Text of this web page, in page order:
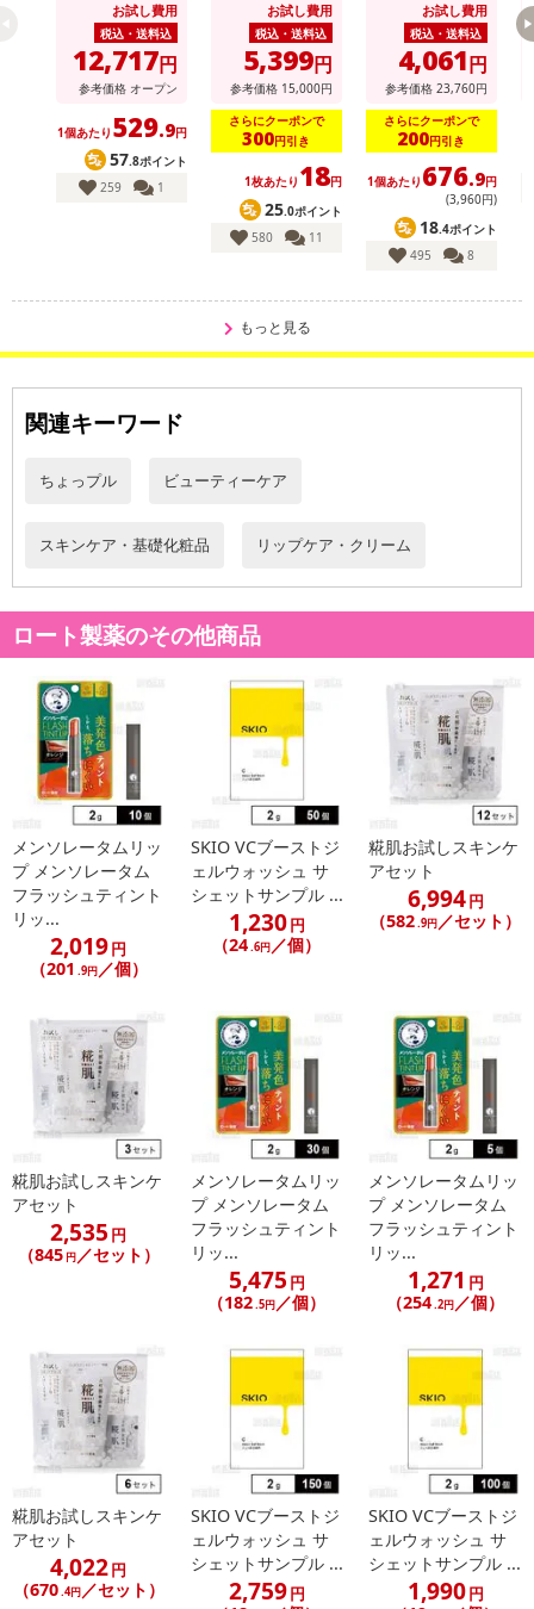
【キャンセルについて】
※お申込み後のキャンセルはお受けできません。
記載されている内容を必ずご確認いただき、お届けする商品セット
にご納得いただきましたうえでお申し込みください。
※パッケージ変更や商品リニューアル(成分など含む)等により、参考
の掲載画像や画像内のバーコードなど、お届け商品と多少異なる場
また、[新たな加工食品の原料原産地表示制度]の経過措置期間の終
合がございます。
あらかじめご了承いただいた上でお申込みください。なお、本理由
によるお申込み後のキャンセル・返品交換は対応いたしかねます。
【お支払いについて】
※送料はお試し費用に含まれております。
クまとめて支払い、楽天ペイ、メルペイ、AEON Pay、Amazon Pa
※予約商品は決済手段ごとに定められた決済期限日にお支払いを完
発送日カレンダー
休業日
さい）
こちらの情報は2026年07月09日 時点での情報となります。
分(2枚入)お試し費用
税込・送料込
12,717円
参考価格 オープン
1個あたり 529.9円
57.8ポイント
259
1
ク100枚増量の300
枚セット！
お試し費用
税込・送料込
5,399円
参考価格 15,000円
さらにクーポンで
300円引き
1枚あたり 18円
25.0ポイント
580
11
お試し費用
税込・送料込
4,061円
参考価格 23,760円
さらにクーポンで
200円引き
1個あたり 676.9円
(3,960円)
18.4ポイント
495
8
もっと見る
関連キーワード
ちょっプル ビューティーケア
スキンケア・基礎化粧品 リップケア・クリーム
ロート製薬のその他商品
メンソレータムリッ
プ メンソレータム
フラッシュティント
リッ...
2,019円
（201 .9円／個）
SKIO VCブーストジ
ェルウォッシュ サ
シェットサンプル ...
1,230円
（24 .6円 ／個）
糀肌お試しスキンケ
アセット
6,994円
（582 .9円 ／セット）
糀肌お試しスキンケ
アセット
2,535 円
（845 円／セット）
メンソレータムリッ
プ メンソレータム
フラッシュティント
リッ...
5,475 円
（182.5円／個）
メンソレータムリッ
プ メンソレータム
フラッシュティント
リッ...
1,271 円
（254.2円／個）
糀肌お試しスキンケ
アセット
4,022円
（670.4円／セット）
SKIO VCブーストジ
ェルウォッシュ サ
シェットサンプル ...
2,759円
SKIO VCブーストジ
ェルウォッシュ サ
シェットサンプル ...
1,990円